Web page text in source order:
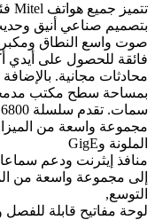
بتصميم صناعي أنيق
صوت واسع النطاق
فائقة للحصول على أيدي
محادثات مجانية.
بمساحة سطح مكتب مدمجة
مجموعة واسعة من
الملونة وGigE
إلى مجموعة واسعة من
التوسع,
لوحة مفاتيح قابلة